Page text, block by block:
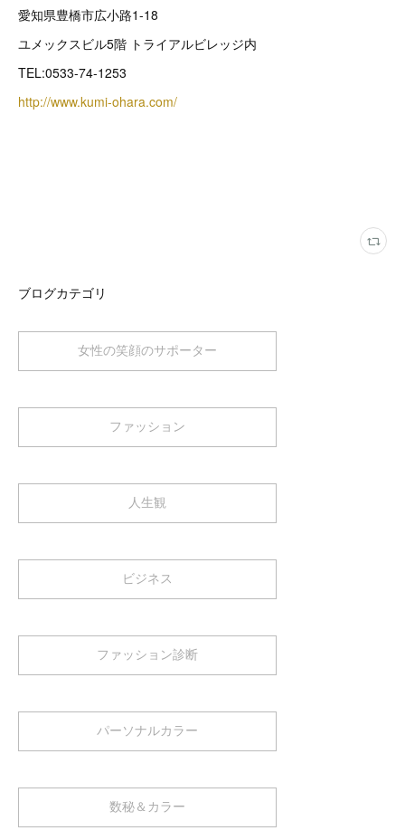
愛知県豊橋市広小路1-18
ユメックスビル5階 トライアルビレッジ内
TEL:0533-74-1253
http://www.kumi-ohara.com/
ブログカテゴリ
女性の笑顔のサポーター
ファッション
人生観
ビジネス
ファッション診断
パーソナルカラー
数秘＆カラー